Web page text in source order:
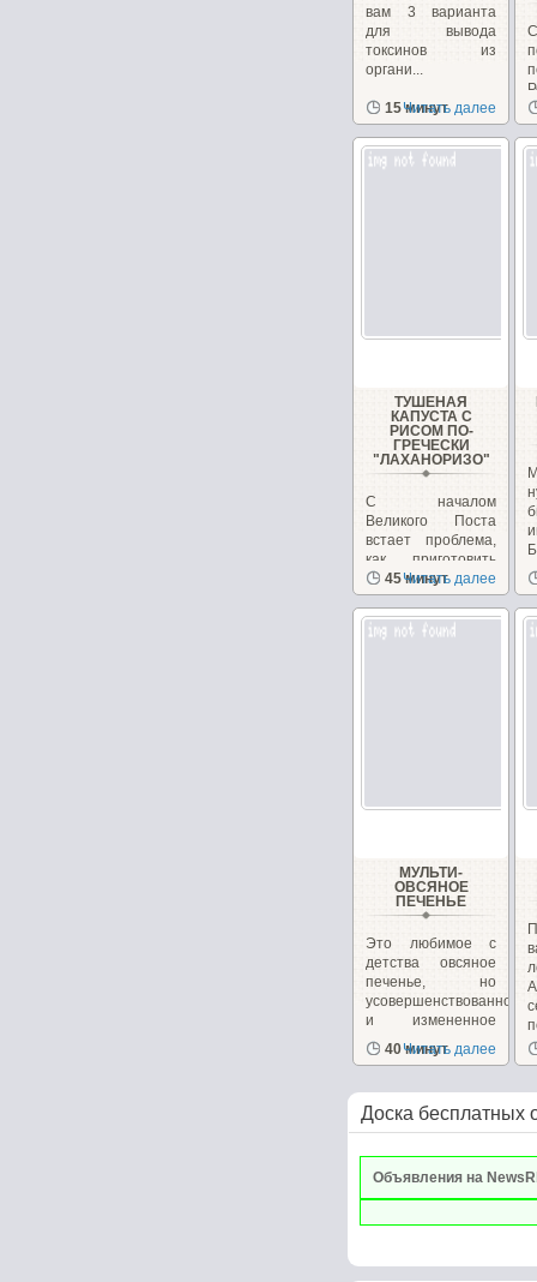
вам 3 варианта
для вывода
токсинов из
органи...
15 минут
Читать далее
ТУШЕНАЯ
КАПУСТА С
РИСОМ ПО-
ГРЕЧЕСКИ
"ЛАХАНОРИЗО"
С началом
Великого Поста
встает проблема,
как приготовить
вкусные и
питательные...
45 минут
Читать далее
МУЛЬТИ-
ОВСЯНОЕ
ПЕЧЕНЬЕ
Это любимое с
детства овсяное
печенье, но
усовершенствованное
и измененное
для...
40 минут
Читать далее
Доска бесплатных
Объявления на